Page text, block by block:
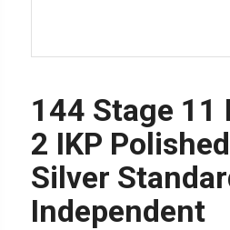
144 Stage 11
2 IKP
Silver
Independent